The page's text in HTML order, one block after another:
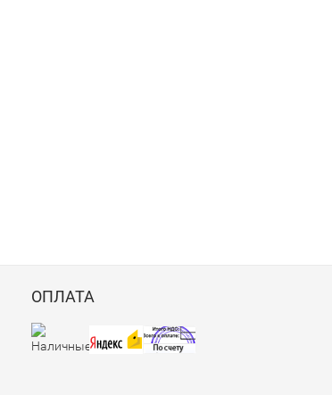
ОПЛАТА